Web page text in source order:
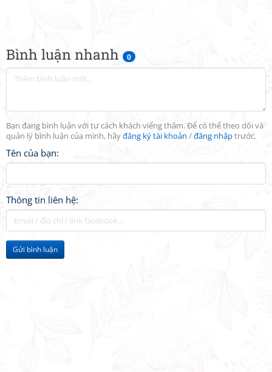
Bình luận nhanh 0
Bạn đang bình luận với tư cách khách viếng thăm. Để có thể theo dõi và
quản lý bình luận của mình, hãyđăng ký tài khoản /đăng nhậptrước.
Tên của bạn:
Thông tin liên hệ:
Gửi bình luận